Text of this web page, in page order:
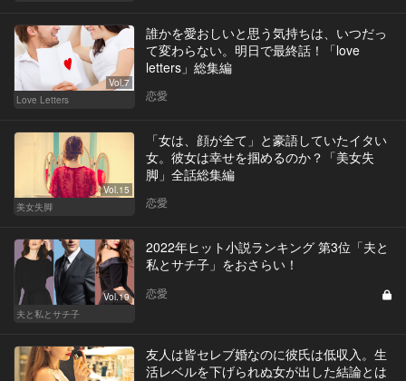
Vol.7
Love Letters
誰かを愛おしいと思う気持ちは、いつだっ
て変わらない。明日で最終話！「love
letters」総集編
恋愛
Vol.15
美女失脚
「女は、顔が全て」と豪語していたイタい
女。彼女は幸せを掴めるのか？「美女失
脚」全話総集編
恋愛
Vol.19
夫と私とサチ子
2022年ヒット小説ランキング 第3位「夫と
私とサチ子」をおさらい！
恋愛
友人は皆セレブ婚なのに彼氏は低収入。生
活レベルを下げられぬ女が出した結論とは